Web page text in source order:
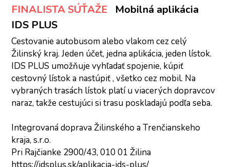
FINALISTA SÚŤAŽE Mobilná aplikácia
IDS PLUS
Cestovanie autobusom alebo vlakom cez celý
Žilinský kraj. Jeden účet, jedna aplikácia, jeden lístok.
IDS PLUS umožňuje vyhľadať spojenie, kúpiť
cestovný lístok a nastúpiť , všetko cez mobil. Na
vybraných trasách lístok platí u viacerých dopravcov
naraz, takže cestujúci si trasu poskladajú podľa seba.
Integrovaná doprava Žilinského a Trenčianskeho
kraja, s.r.o.
Pri Rajčianke 2900/43, 010 01 Žilina
https://idsplus.sk/aplikacia-ids-plus/